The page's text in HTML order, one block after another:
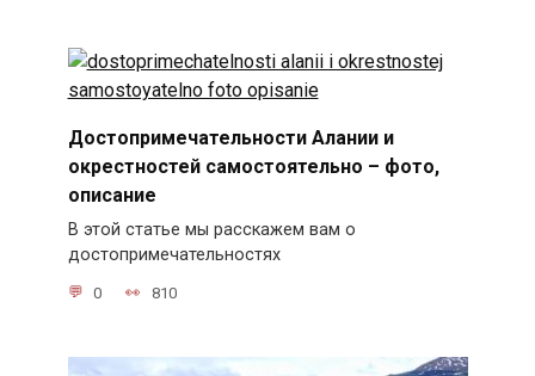
Достопримечательности Алании и
окрестностей самостоятельно – фото,
описание
В этой статье мы расскажем вам о
достопримечательностях
0 810